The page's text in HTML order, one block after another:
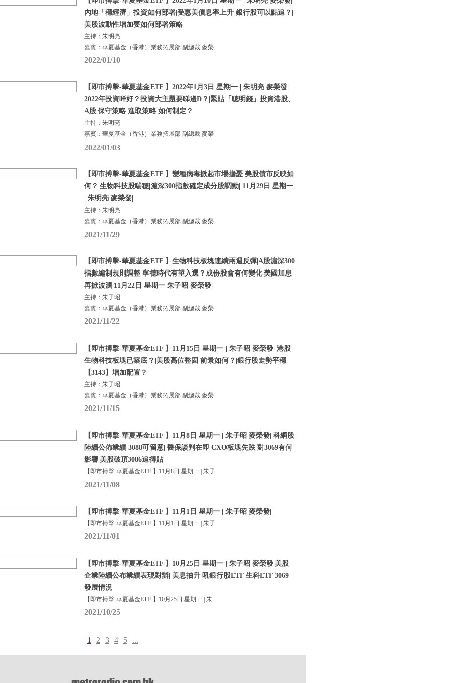
內地「穩經濟」投資如何部署|受惠美債息率上升 銀行股可以點追？|
美股波動性增加要如何部署策略
主持：朱明亮
嘉賓：華夏基金（香港）業務拓展部 副總裁 麥榮
2022/01/10
【即市搏擊-華夏基金ETF 】2022年1月3日 星期一 | 朱明亮 麥榮發|
2022年投資咩好？投資大主題要睇邊D？|緊貼「聰明錢」投資港股、
A股|保守策略 進取策略 如何制定？
主持：朱明亮
嘉賓：華夏基金（香港）業務拓展部 副總裁 麥榮
2022/01/03
【即市搏擊-華夏基金ETF 】變種病毒掀起市場擔憂 美股債市反映如
何？|生物科技股喘穩|滬深300指數確定成分股調動| 11月29日 星期一
| 朱明亮 麥榮發|
主持：朱明亮
嘉賓：華夏基金（香港）業務拓展部 副總裁 麥榮
2021/11/29
【即市搏擊-華夏基金ETF 】生物科技板塊連續兩週反彈|A股滬深300
指數編制規則調整 寧德時代有望入選？成份股會有何變化|美國加息
再掀波瀾|11月22日 星期一 朱子昭 麥榮發|
主持：朱子昭
嘉賓：華夏基金（香港）業務拓展部 副總裁 麥榮
2021/11/22
【即市搏擊-華夏基金ETF 】11月15日 星期一 | 朱子昭 麥榮發| 港股
生物科技板塊已築底？|美股高位整固 前景如何？|銀行股走勢平穩
【3143】增加配置？
主持：朱子昭
嘉賓：華夏基金（香港）業務拓展部 副總裁 麥榮
2021/11/15
【即市搏擊-華夏基金ETF 】11月8日 星期一 | 朱子昭 麥榮發| 科網股
陸續公佈業績 3088可留意| 醫保談判在即 CXO板塊先跌 對3069有何
影響|美股破頂3086追得貼
【即市搏擊-華夏基金ETF 】11月8日 星期一 | 朱子
2021/11/08
【即市搏擊-華夏基金ETF 】11月1日 星期一 | 朱子昭 麥榮發|
【即市搏擊-華夏基金ETF 】11月1日 星期一 | 朱子
2021/11/01
【即市搏擊-華夏基金ETF 】10月25日 星期一 | 朱子昭 麥榮發|美股
企業陸續公布業績表現對辦| 美息抽升 吼銀行股ETF|生科ETF 3069
發展情況
【即市搏擊-華夏基金ETF 】10月25日 星期一 | 朱
2021/10/25
1 2 3 4 5 ...